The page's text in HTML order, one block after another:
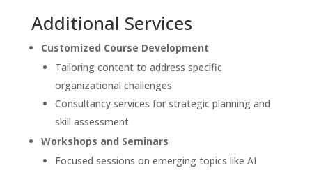
Additional Services
Customized Course Development
Tailoring content to address specific
organizational challenges
Consultancy services for strategic planning and
skill assessment
Workshops and Seminars
Focused sessions on emerging topics like AI